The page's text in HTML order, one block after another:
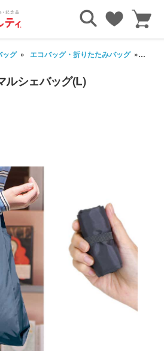
ッグ エコバッグ・折りたたみバッグ ファ
ルシェバッグ(L)